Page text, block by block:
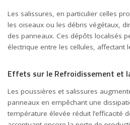
Les salissures, en particulier celles
les oiseaux ou les débris végétaux,
des panneaux. Ces dépôts localisés
électrique entre les cellules, affectant
Effets sur le Refroidissement et
Les poussières et salissures
panneaux en empêchant une
température élevée réduit l’efficacité